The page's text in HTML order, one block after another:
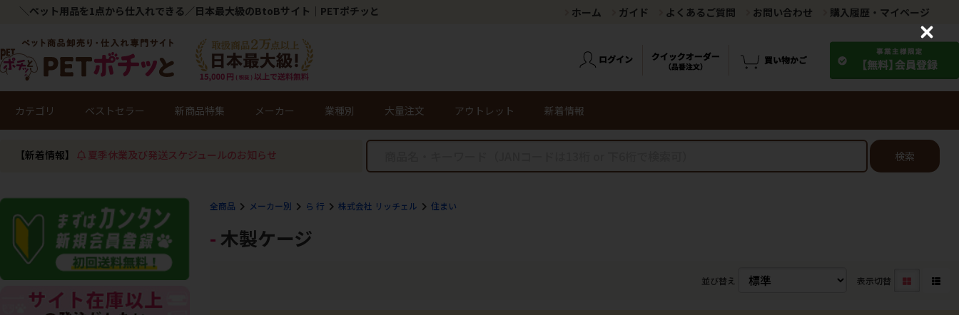
＼ペット用品を1点から仕入れできる／日本最大級のBtoBサイト｜PETポチッと ホーム ガイド よくあるご質問 お問い合わせ 購入履歴・マイページ
カテゴリ ベストセラー 新商品特集 メーカー 業種別 大量注文 アウトレット 新着情報
【新着情報】 夏季休業及び発送スケジュールのお知らせ 検索
全商品 メーカー別 ら 行 株式会社 リッチェル 住まい
木製ケージ
並び替え 表示切替
C
o
s
e